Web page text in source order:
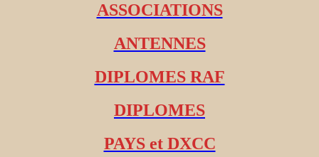
ASSOCIATIONS
ANTENNES
DIPLOMES RAF
DIPLOMES
PAYS et DXCC